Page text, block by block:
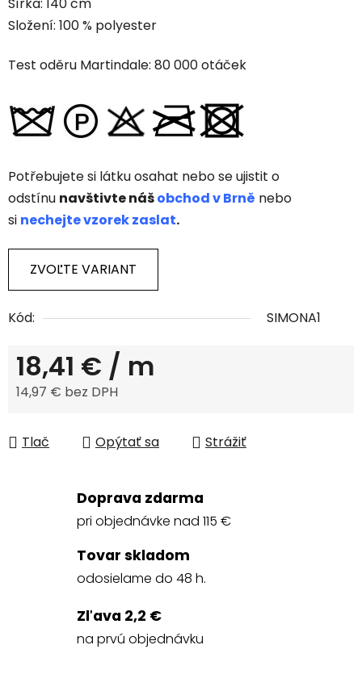
Šířka: 140 cm
Složení: 100 % polyester
Test oděru Martindale: 80 000 otáček
Potřebujete si látku osahat nebo se ujistit o
odstínu navštivte nášobchod v Brně nebo
si nechejte vzorek zaslat.
ZVOĽTE VARIANT
Kód: SIMONA1
18,41 € / m
14,97 € bez DPH
Tlač
Opýtať sa Strážiť
Doprava zdarma
pri objednávke nad 115 €
Tovar skladom
odosielame do 48 h.
Zľava 2,2 €
na prvú objednávku